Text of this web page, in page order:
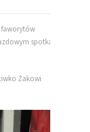
faworytów
spotkaniu
Żakowi